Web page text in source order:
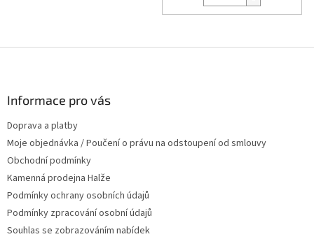
Informace pro vás
Doprava a platby
Moje objednávka / Poučení o právu na odstoupení od smlouvy
Obchodní podmínky
Kamenná prodejna Halže
Podmínky ochrany osobních údajů
Podmínky zpracování osobní údajů
Souhlas se zobrazováním nabídek